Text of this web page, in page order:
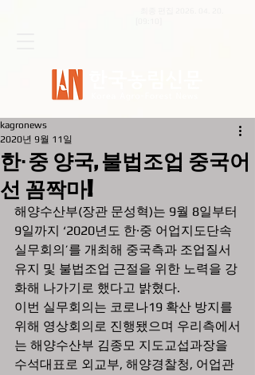
한·중 양국, 불법조업 중국어
선 꼼짝마!
kagronews
2020년 9월 11일
해양수산부(장관 문성혁)는 9월 8일부터
9일까지 ‘2020년도 한·중 어업지도단속
실무회의’를 개최해 중국측과 조업질서
유지 및 불법조업 근절을 위한 노력을 강
화해 나가기로 했다고 밝혔다.
이번 실무회의는 코로나19 확산 방지를
위해 영상회의로 진행됐으며 우리측에서
는 해양수산부 김종모 지도교섭과장을
수석대표로 외교부, 해양경찰청, 어업관